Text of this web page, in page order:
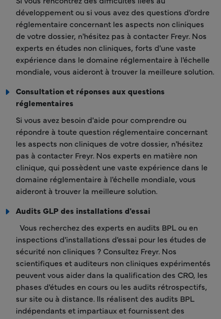
développement ou si vous avez des questions d'ordre
réglementaire concernant les aspects non cliniques
de votre dossier, n'hésitez pas à contacter Freyr. Nos
experts en études non cliniques, forts d'une vaste
expérience dans le domaine réglementaire à l'échelle
mondiale, vous aideront à trouver la meilleure solution.
Consultation et réponses aux questions
réglementaires
Si vous avez besoin d'aide pour comprendre ou
répondre à toute question réglementaire concernant
les aspects non cliniques de votre dossier, n'hésitez
pas à contacter Freyr. Nos experts en matière non
clinique, qui possèdent une vaste expérience dans le
domaine réglementaire à l'échelle mondiale, vous
aideront à trouver la meilleure solution.
Audits GLP des installations d'essai
Vous recherchez des experts en audits BPL ou en
inspections d'installations d'essai pour les études de
sécurité non cliniques ? Consultez Freyr. Nos
scientifiques et auditeurs non cliniques expérimentés
peuvent vous aider dans la qualification des CRO, les
phases d'études en cours ou les audits rétrospectifs,
sur site ou à distance. Ils réalisent des audits BPL
indépendants et impartiaux et fournissent des